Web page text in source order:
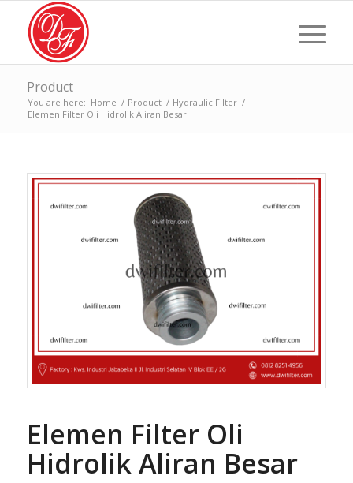
Product
You are here: Home / Product / Hydraulic Filter /
Elemen Filter Oli Hidrolik Aliran Besar
Elemen Filter Oli
Hidrolik Aliran Besar